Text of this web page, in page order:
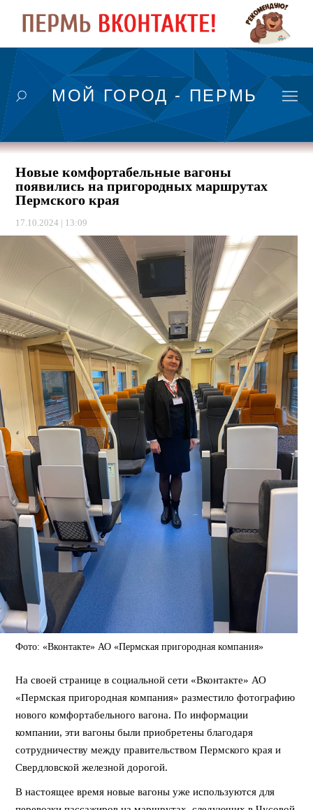
МОЙ ГОРОД - ПЕРМЬ
Новые комфортабельные вагоны
появились на пригородных маршрутах
Пермского края
17.10.2024 | 13:09
Фото: «Вконтакте» АО «Пермская пригородная компания»
На своей странице в социальной сети «Вконтакте» АО
«Пермская пригородная компания» разместило фотографию
нового комфортабельного вагона. По информации
компании, эти вагоны были приобретены благодаря
сотрудничеству между правительством Пермского края и
Свердловской железной дорогой.
В настоящее время новые вагоны уже используются для